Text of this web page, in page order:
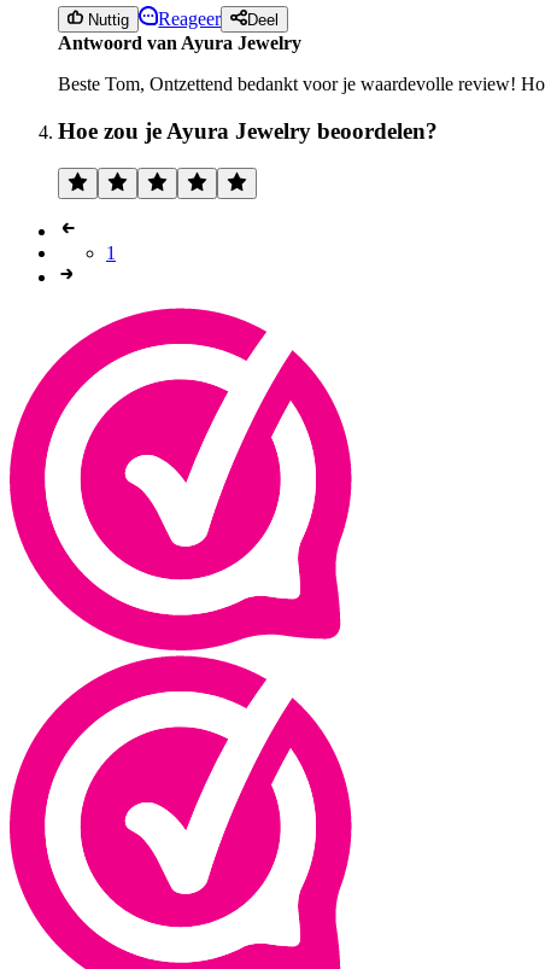
Nuttig Reageer Deel
Antwoord van Ayura Jewelry
Beste Tom, Ontzettend bedankt voor je waardevolle review!
Hoe zou je Ayura Jewelry beoordelen?
1